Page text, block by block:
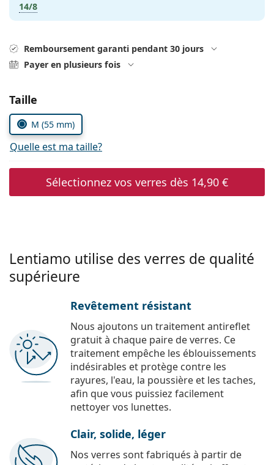
Toutes les marques
Prada
Toutes les solutions
14/8
Remboursement garanti pendant 30 jours
Payer en plusieurs fois
Choisissez les paramètres
Taille
M (55 mm)
Quelle est ma taille?
Sélectionnez vos verres dès 14,90 €
Lentiamo utilise des verres de qualité
supérieure
Revêtement résistant
Nous ajoutons un traitement antireflet
gratuit à chaque paire de verres. Ce
traitement empêche les éblouissements
indésirables et protège contre les
rayures, l'eau, la poussière et les taches,
afin que vous puissiez facilement
nettoyer vos lunettes.
Clair, solide, léger
Nos verres sont fabriqués à partir de